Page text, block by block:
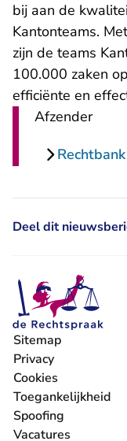
bij aan de
Kantonteams.
zijn de teams
100.000 zaken
efficiënte en
Afzender
Deel dit
Sitemap
Privacy
Cookies
Toegankelijkheid
Spoofing
Vacatures